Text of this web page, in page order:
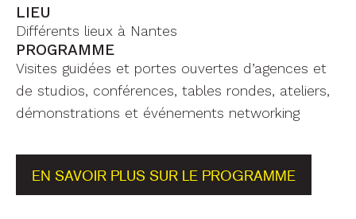
LIEU
Différents lieux à Nantes
PROGRAMME
Visites guidées et portes ouvertes d’agences et
de studios, conférences, tables rondes, ateliers,
démonstrations et événements networking
EN SAVOIR PLUS SUR LE PROGRAMME